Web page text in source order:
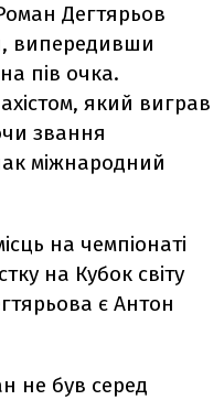
Дегтярьов
випередивши
пів очка.
який виграв
звання
міжнародний
на чемпіонаті
на Кубок світу
є Антон
не був серед